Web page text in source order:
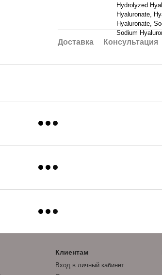
Hydrolyzed
Hyaluronate,
Hyaluronate,
Sodium
Доставка Консультация
Клиентам
Вход в личный кабинет